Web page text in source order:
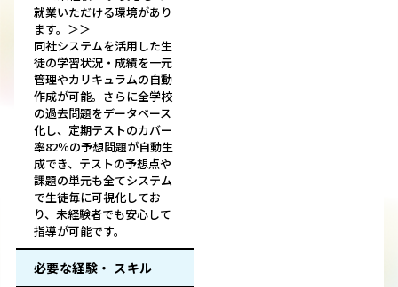
就業いただける環境があり
ます。＞＞
同社システムを活用した生
徒の学習状況・成績を一元
管理やカリキュラムの自動
作成が可能。さらに全学校
の過去問題をデータベース
化し、定期テストのカバー
率82％の予想問題が自動生
成でき、テストの予想点や
課題の単元も全てシステム
で生徒毎に可視化してお
り、未経験者でも安心して
指導が可能です。
必要な経験・ スキル